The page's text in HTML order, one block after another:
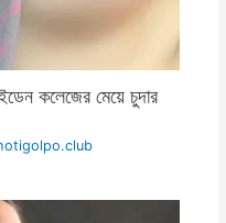
মেয়ে চুদার